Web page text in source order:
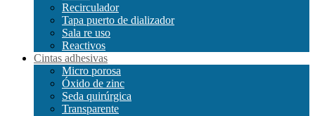
Recirculador
Tapa puerto de dializador
Sala re uso
Reactivos
Cintas adhesivas
Micro porosa
Óxido de zinc
Seda quirúrgica
Transparente